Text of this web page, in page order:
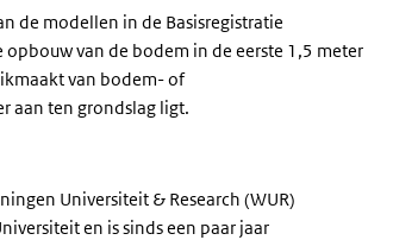
de modellen in de Basisregistratie
van de bodem in de eerste 1,5 meter
van bodem- of
aan ten grondslag ligt.
Universiteit & Research (WUR)
en is sinds een paar jaar